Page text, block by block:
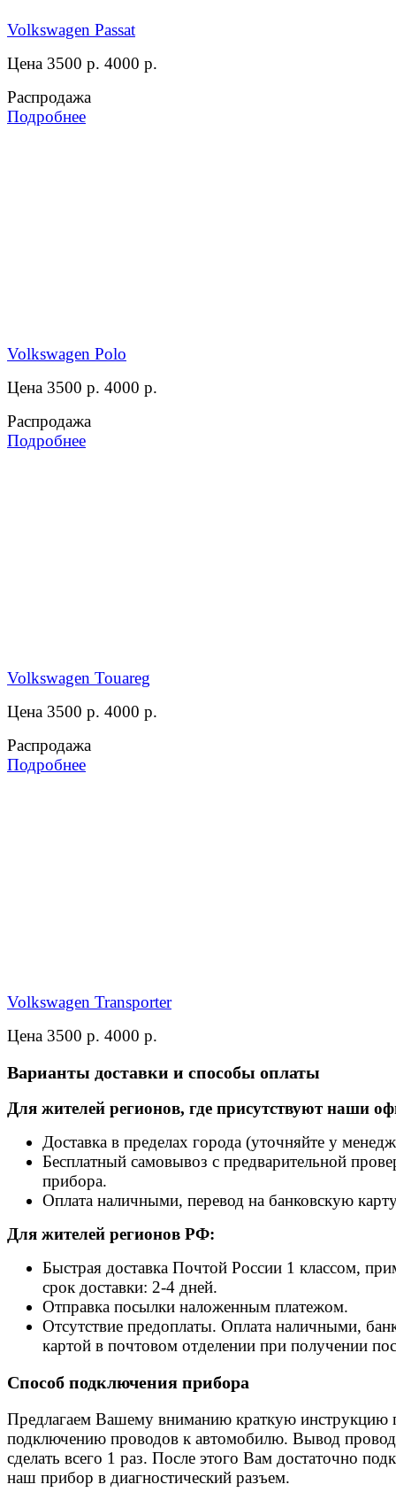
Volkswagen Passat
Цена 3500 р. 4000 р.
Распродажа
Подробнее
Volkswagen Polo
Цена 3500 р. 4000 р.
Распродажа
Подробнее
Volkswagen Touareg
Цена 3500 р. 4000 р.
Распродажа
Подробнее
Volkswagen Transporter
Цена 3500 р. 4000 р.
Варианты доставки и способы оплаты
Для жителей регионов, где присутствуют наши
Доставка в пределах города (уточняйте у
Бесплатный самовывоз с предварительной
прибора.
Оплата наличными, перевод на банковскую
Для жителей регионов РФ:
Быстрая доставка Почтой России 1 классом,
срок доставки: 2-4 дней.
Отправка посылки наложенным платежом.
Отсутствие предоплаты. Оплата наличными,
картой в почтовом отделении при получении
Способ подключения прибора
Предлагаем Вашему вниманию краткую инструкцию
подключению проводов к автомобилю. Вывод
сделать всего 1 раз. После этого Вам достаточно
наш прибор в диагностический разъем.